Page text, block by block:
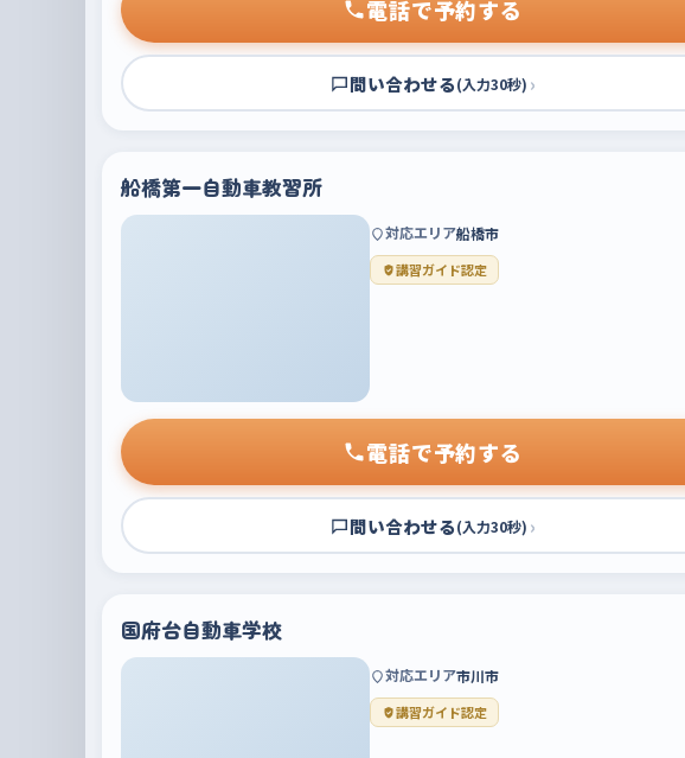
電話で予約する
問い合わせる(入力30秒) ›
船橋第一自動車教習所
対応エリア船橋市
講習ガイド認定
電話で予約する
問い合わせる(入力30秒) ›
国府台自動車学校
対応エリア市川市
講習ガイド認定